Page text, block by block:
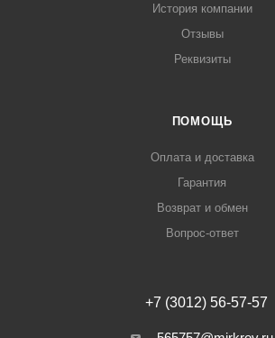
История компании
Отзывы
Реквизиты
ПОМОЩЬ
Оплата и доставка
Гарантия
Возврат и обмен
Вопрос-ответ
+7 (3012) 56-57-57